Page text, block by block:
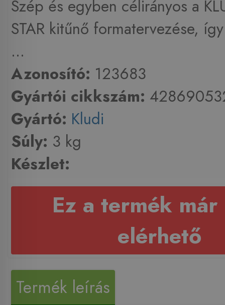
Szép és egyben célirányos a
STAR kitűnő formatervezése,
...
Azonosító: 123683
Gyártói cikkszám:
Gyártó: Kludi
Súly: 3 kg
Készlet:
Ez a termék már
elérhető
Termék leírás